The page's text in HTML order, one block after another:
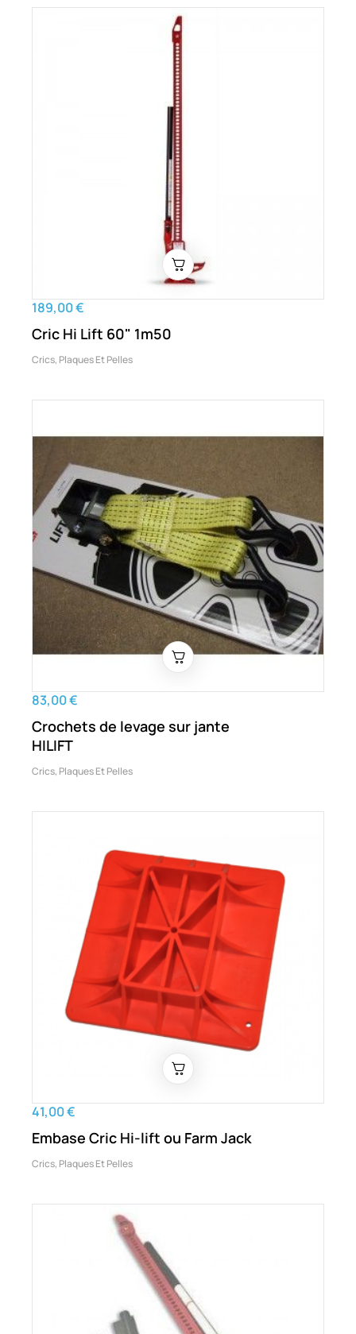
189,00 €
Cric Hi Lift 60" 1m50
Crics, Plaques Et Pelles
83,00 €
Crochets de levage sur jante
HILIFT
Crics, Plaques Et Pelles
41,00 €
Embase Cric Hi-lift ou Farm Jack
Crics, Plaques Et Pelles